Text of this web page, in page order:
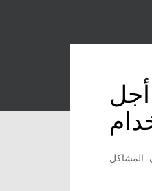
المشاكل